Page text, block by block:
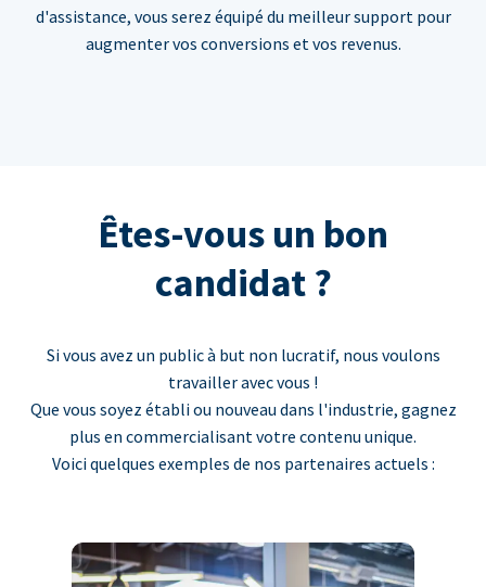
d'assistance, vous serez équipé du meilleur support pour
augmenter vos conversions et vos revenus.
Êtes-vous un bon
candidat ?
Si vous avez un public à but non lucratif, nous voulons
travailler avec vous !
Que vous soyez établi ou nouveau dans l'industrie, gagnez
plus en commercialisant votre contenu unique.
Voici quelques exemples de nos partenaires actuels :